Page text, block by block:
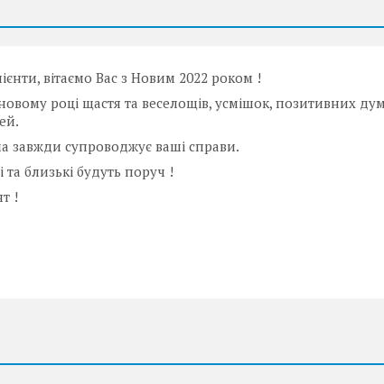
вітаємо Вас з Новим 2022 роком !
році щастя та веселощів, усмішок, позитивних
завжди супроводжує ваші справи.
та близькі будуть поруч !
!